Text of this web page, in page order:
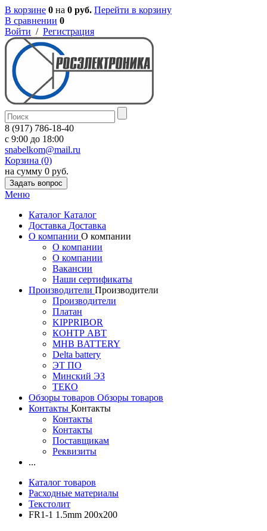
В корзине 0 на 0 руб. Перейти в корзину
В сравнении 0
Войти / Регистрация
8 (917) 786-18-40
c 9:00 до 18:00
snabelkom@mail.ru
Корзина (0)
на сумму 0 руб.
Задать вопрос
Меню
Каталог Каталог
Доставка Доставка
О компании О компании
О компании
О компании
Вакансии
Наши сертификаты
Производители Производители
Производители
Платан
KIPPRIBOR
КОНТР АВТ
MHB BATTERY
Delta battery
ЭT ПО
Минский ЭЗ
ТЕКО
Обзоры товаров Обзоры товаров
Контакты Контакты
Контакты
Контакты
Поставщикам
Реквизиты
...
Каталог товаров
Расходные материалы
Текстолит
FR1-1 1.5mm 200x200